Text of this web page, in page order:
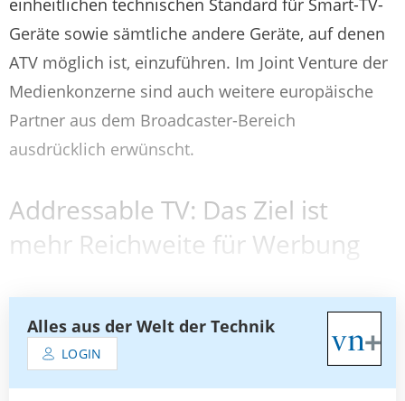
Geräte sowie sämtliche andere Geräte, auf denen
ATV möglich ist, einzuführen. Im Joint Venture der
Medienkonzerne sind auch weitere europäische
Partner aus dem Broadcaster-Bereich
ausdrücklich erwünscht.
Addressable TV: Das Ziel ist
mehr Reichweite für Werbung
Alles aus der Welt der Technik
LOGIN